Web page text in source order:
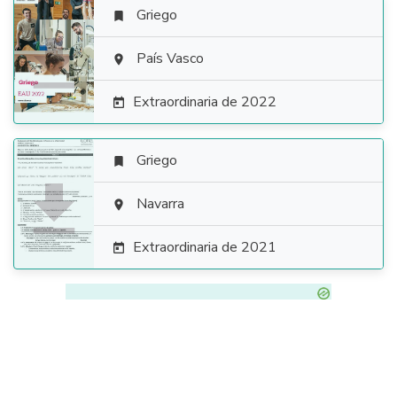

 Griego
 País Vasco
 Extraordinaria de 2022

 Griego
 Navarra
 Extraordinaria de 2021